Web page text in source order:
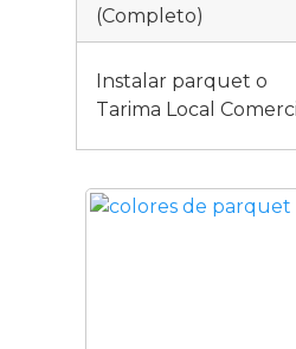
(Completo)
Instalar parquet o
Tarima Local